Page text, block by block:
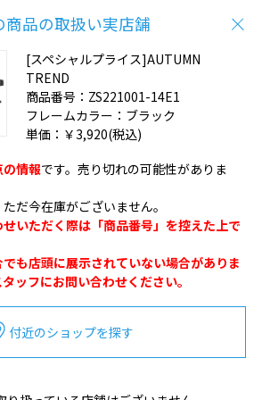
商品の取扱い実店舗
[スペシャルプライス]AUTUMN
TREND
商品番号： ZS221001-14E1
フレームカラー： ブラック
単価： ￥3,920(税込)
情報です。売り切れの可能性がありま
だ今在庫がございません。
いただく際は「商品番号」を控えた上で
でも店頭に展示されていない場合がありま
ッフにお問い合わせください。
付近のショップを探す